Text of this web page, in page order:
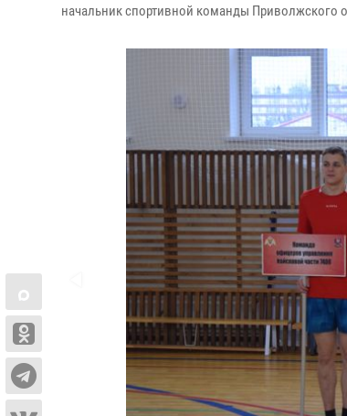
начальник спортивной команды Приволжского